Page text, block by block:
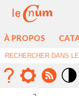
À PROPOS